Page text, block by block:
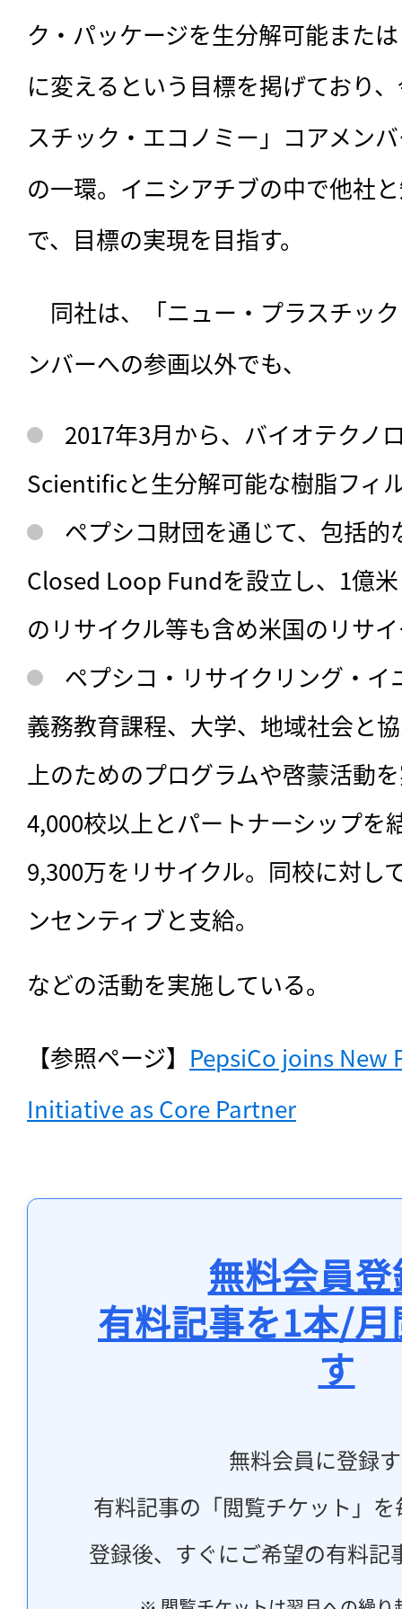
ク・パッケージを生分解可能また
に変えるという目標を掲げており
スチック・エコノミー」コアメン
の一環。イニシアチブの中で他社
で、目標の実現を目指す。
同社は、「ニュー・プラスチッ
ンバーへの参画以外でも、
2017年3月から、バイオテクノ
Scientificと生分解可能な樹脂フィ
ペプシコ財団を通じて、包括的
Closed Loop Fundを設立し、1億
のリサイクル等も含め米国のリサ
ペプシコ・リサイクリング・
義務教育課程、大学、地域社会と
上のためのプログラムや啓蒙活動
4,000校以上とパートナーシップを
9,300万をリサイクル。同校に対し
ンセンティブと支給。
などの活動を実施している。
【参照ページ】 PepsiCo joins New
Initiative as Core Partner
無料会員
有料記事を1本/
す
無料会員に登録
有料記事の「閲覧チケット」
登録後、すぐにご希望の有料記